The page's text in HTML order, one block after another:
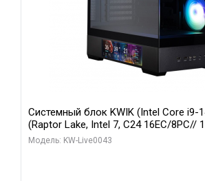
Системный блок KWIK (Intel Core i9-
(Raptor Lake, Intel 7, C24 16EC/8PC//
модуля)/ Palit RTX5070Ti GAMINGPRO-
Модель: KW-Live0043